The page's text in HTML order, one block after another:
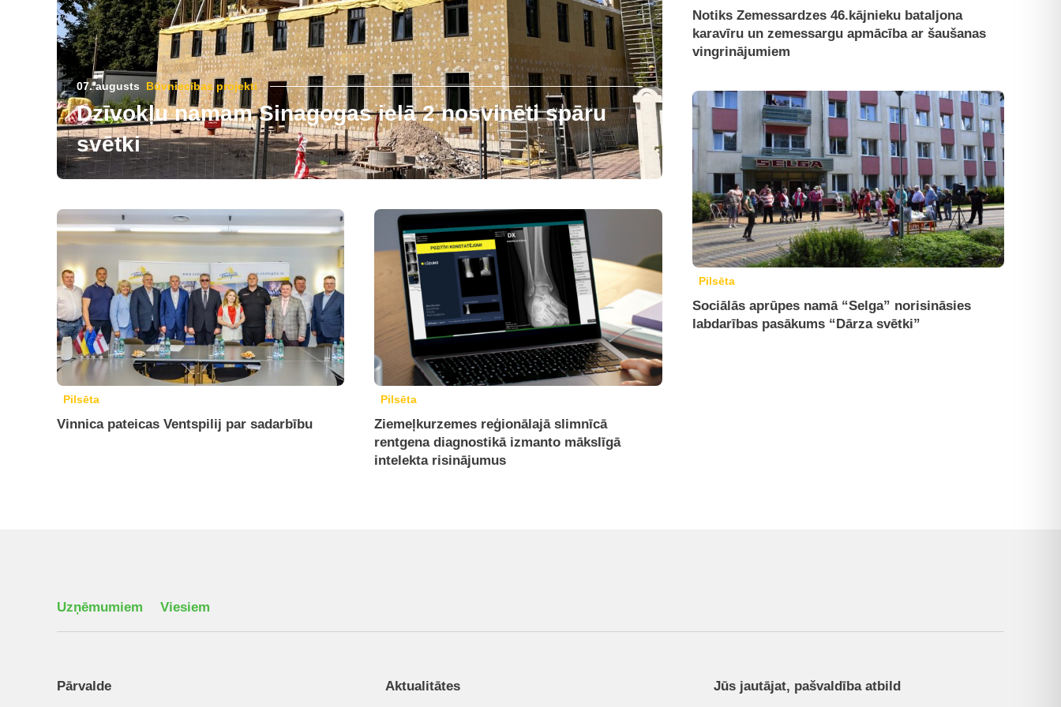
07. augusts Būvniecības projekti
Dzīvokļu namam Sinagogas ielā 2 nosvinēti spāru
svētki
Pilsēta
Vinnica pateicas Ventspilij par sadarbību
Pilsēta
Ziemeļkurzemes reģionālajā slimnīcā
rentgena diagnostikā izmanto mākslīgā
intelekta risinājumus
Notiks Zemessardzes 46.kājnieku bataljona
karavīru un zemessargu apmācība ar šaušanas
vingrinājumiem
Pilsēta
Sociālās aprūpes namā “Selga” norisināsies
labdarības pasākums “Dārza svētki”
Uzņēmumiem Viesiem
Pārvalde
Aktualitātes
Jūs jautājat, pašvaldība atbild